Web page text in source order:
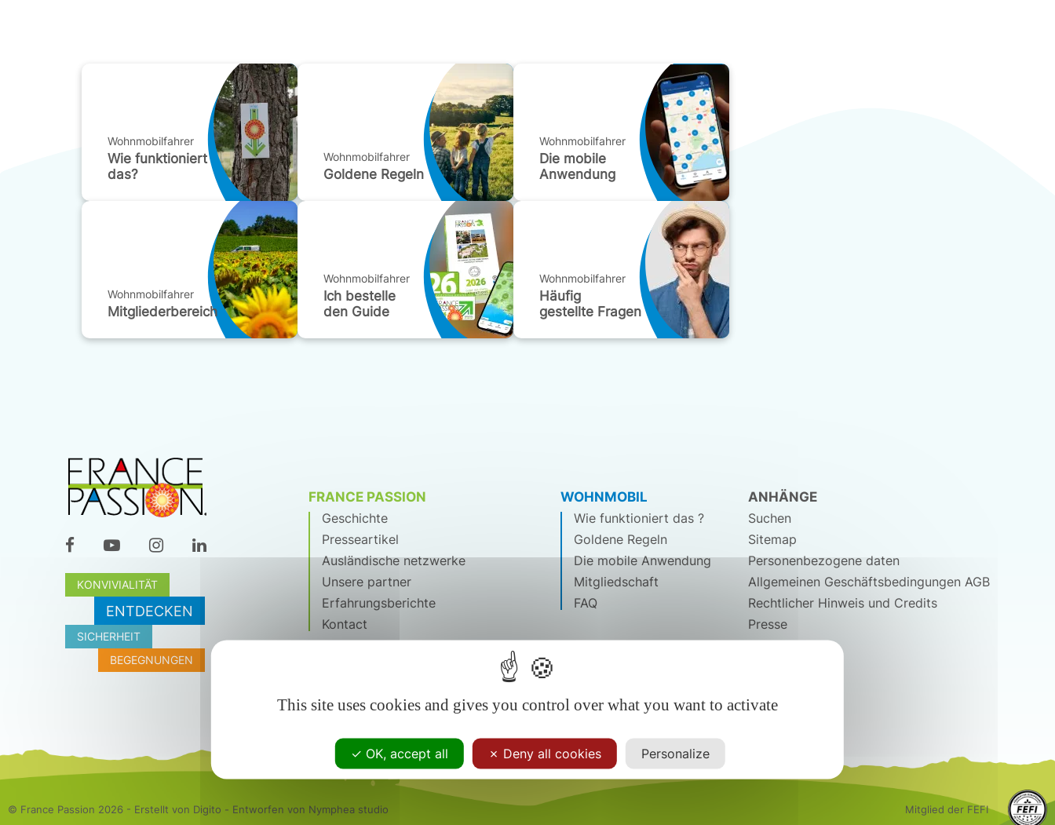
Wohnmobilfahrer
Wie funktioniert
das?
Wohnmobilfahrer
Goldene Regeln
Wohnmobilfahrer
Die mobile
Anwendung
Wohnmobilfahrer
Mitgliederbereich
Wohnmobilfahrer
Ich bestelle
den Guide
Wohnmobilfahrer
Häufig
gestellte Fragen
KONVIVIALITÄT
ENTDECKEN
SICHERHEIT
BEGEGNUNGEN
FRANCE PASSION
Geschichte
Presseartikel
Ausländische netzwerke
Unsere partner
Erfahrungsberichte
Kontact
WOHNMOBIL
Wie funktioniert das ?
Goldene Regeln
Die mobile Anwendung
Mitgliedschaft
FAQ
ANHÄNGE
Suchen
Sitemap
Personenbezogene daten
Allgemeinen Geschäftsbedingungen AGB
Rechtlicher Hinweis und Credits
Presse
© France Passion 2026 - Erstellt von Digito - Entworfen von Nymphea studio Mitglied der FEFI
This site uses cookies and gives you control over what you want to activate
OK, accept all Deny all cookies Personalize